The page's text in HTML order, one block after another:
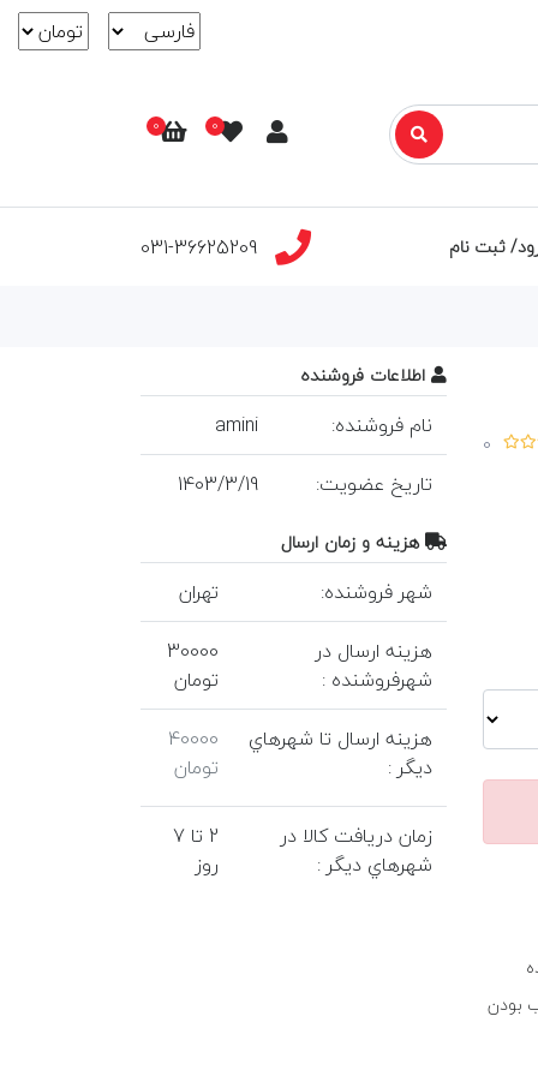
0
0
ثبت نام 031-36625209
0
بودن
اطلاعات فروشنده
نام فروشنده:
amini
تاريخ عضويت:
1403/3/19
هزينه و زمان ارسال
شهر فروشنده:
تهران
هزينه ارسال در
شهرفروشنده :
30000
تومان
هزينه ارسال تا شهرهاي
ديگر :
40000
تومان
زمان دريافت کالا در
شهرهاي ديگر :
2 تا 7
روز